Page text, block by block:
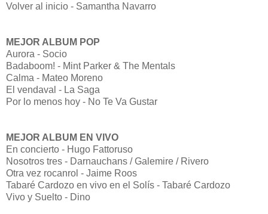
Volver al inicio - Samantha Navarro
MEJOR ALBUM POP
Aurora - Socio
Badaboom! - Mint Parker & The Mentals
Calma - Mateo Moreno
El vendaval - La Saga
Por lo menos hoy - No Te Va Gustar
MEJOR ALBUM EN VIVO
En concierto - Hugo Fattoruso
Nosotros tres - Darnauchans / Galemire / Rivero
Otra vez rocanrol - Jaime Roos
Tabaré Cardozo en vivo en el Solís - Tabaré Cardozo
Vivo y Suelto - Dino